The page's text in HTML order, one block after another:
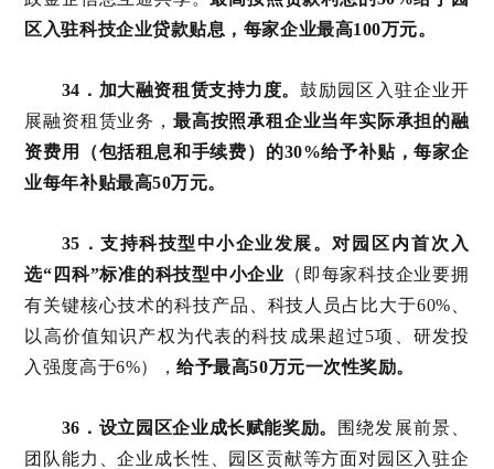
区入驻科技企业贷款贴息，每家企业最高100万元。
34．加大融资租赁支持力度。鼓励园区入驻企业开
展融资租赁业务， 最高按照承租企业当年实际承担的融
资费用（包括租息和手续费）的30%给予补贴，每家企
业每年补贴最高50万元。
35．支持科技型中小企业发展。 对园区内首次入
选“四科”标准的科技型中小企业 （即每家科技企业要拥
有关键核心技术的科技产品、科技人员占比大于60%、
以高价值知识产权为代表的科技成果超过5项、研发投
入强度高于6%），给予最高50万元一次性奖励。
36．设立园区企业成长赋能奖励。
围绕发展前景、
团队能力、企业成长性、园区贡献等方面对园区入驻企